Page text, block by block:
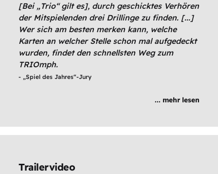
[Bei „Trio“ gilt es], durch geschicktes Verhören
der Mitspielenden drei Drillinge zu finden. [...]
Wer sich am besten merken kann, welche
Karten an welcher Stelle schon mal aufgedeckt
wurden, findet den schnellsten Weg zum
TRIOmph.
- „Spiel des Jahres“-Jury
... mehr lesen
Trailervideo